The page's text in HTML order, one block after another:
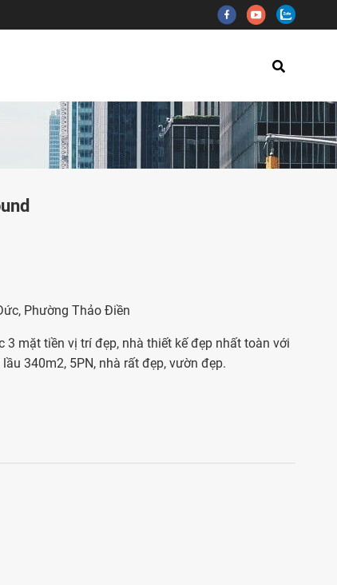
Phường Thảo Điền
mặt tiền vị trí đẹp, nhà thiết kế đẹp nhất toàn với
340m2, 5PN, nhà rất đẹp, vườn đẹp.